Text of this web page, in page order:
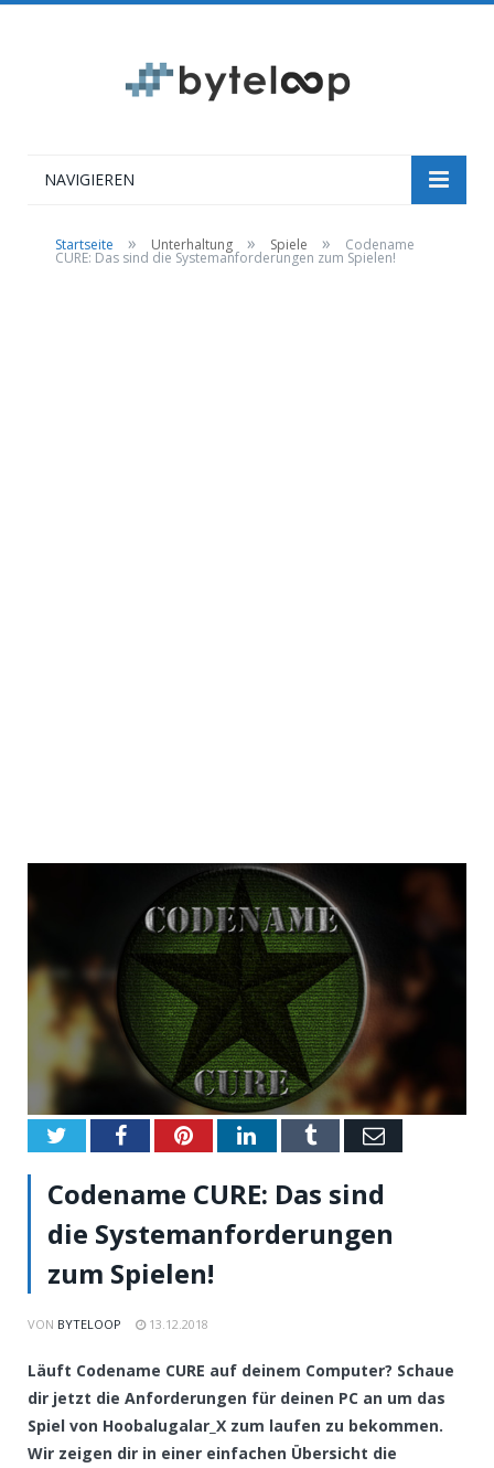
NAVIGIEREN
Startseite » Unterhaltung » Spiele » Codename
CURE: Das sind die Systemanforderungen zum Spielen!
TwitterFacebookPinterestLinkedInTumblrEmail
Codename CURE: Das sind
die Systemanforderungen
zum Spielen!
VON BYTELOOP 13.12.2018
Läuft Codename CURE auf deinem Computer? Schaue
dir jetzt die Anforderungen für deinen PC an um das
Spiel von Hoobalugalar_X zum laufen zu bekommen.
Wir zeigen dir in einer einfachen Übersicht die